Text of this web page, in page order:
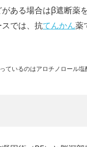
がある場合はβ遮断薬
では、抗てんかん薬
ているのはアロチノロール塩